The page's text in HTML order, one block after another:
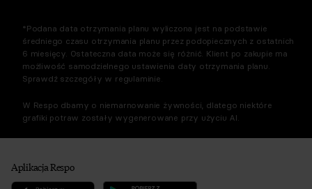
*Podana data otrzymania planu wyliczona jest na podstawie
średniego czasu otrzymania planu przez podopiecznych z ostatnich
6 miesięcy. Ostateczna data może się różnić. Klient po zakupie ma
możliwość samodzielnego ustawienia daty otrzymania planu.
Sprawdź szczegóły w regulaminie.
W Respo dbamy o niemarnowanie żywności, dlatego niektóre
grafiki potraw zostały wygenerowane przy użyciu AI.
Aplikacja Respo